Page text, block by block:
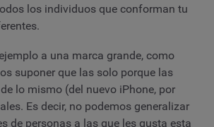
los individuos que conforman tu
a una marca grande, como
suponer que las solo porque las
lo mismo (del nuevo iPhone, por
Es decir, no podemos generalizar
de personas a las que les gusta esta